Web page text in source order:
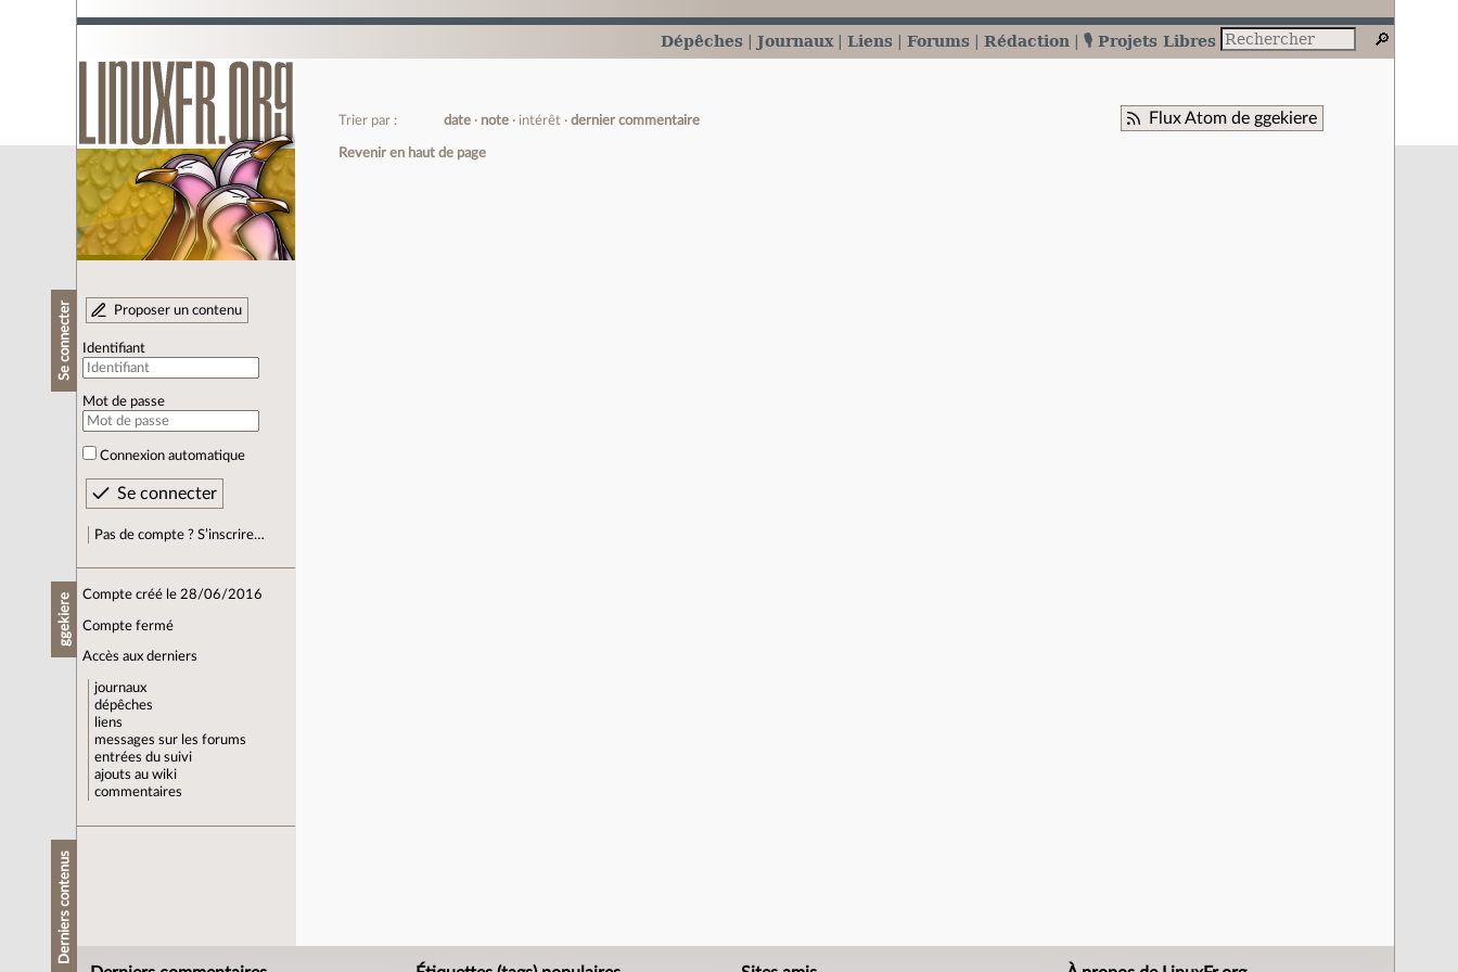
Dépêches Journaux Liens Forums Rédaction 🎙️ Projets Libres
Se connecter Proposer un contenu
Identifiant
Mot de passe
Connexion automatique
Pas de compte ? S’inscrire…
ggekiere Compte créé le 28/06/2016
Compte fermé
Accès aux derniers
journaux
dépêches
liens
messages sur les forums
entrées du suivi
ajouts au wiki
commentaires
Derniers contenus
Flux Atom de ggekiere
Trier par : date note intérêt dernier commentaire
Revenir en haut de page